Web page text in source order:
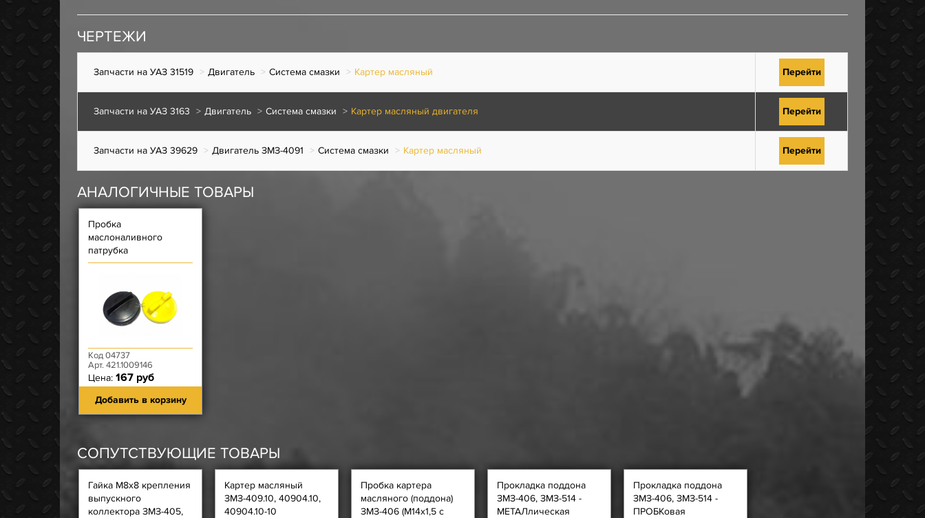
ЧЕРТЕЖИ
Запчасти на УАЗ 31519 Двигатель Система смазки Картер масляный Перейти
Запчасти на УАЗ 3163 Двигатель Система смазки Картер масляный двигателя Перейти
Запчасти на УАЗ 39629 Двигатель ЗМЗ-4091 Система смазки Картер масляный Перейти
АНАЛОГИЧНЫЕ ТОВАРЫ
Пробка
маслоналивного
патрубка
(пластмассовая)
Код 04737
Арт. 421.1009146
Цена: 167 руб
Добавить в корзину
СОПУТСТВУЮЩИЕ ТОВАРЫ
Гайка М8х8 крепления
выпускного
коллектора ЗМЗ-405,
Картер масляный
ЗМЗ-409.10, 40904.10,
40904.10-10
Пробка картера
масляного (поддона)
ЗМЗ-406 (М14х1,5 с
Прокладка поддона
ЗМЗ-406, ЗМЗ-514 -
МЕТАЛлическая
Прокладка поддона
ЗМЗ-406, ЗМЗ-514 -
ПРОБКовая